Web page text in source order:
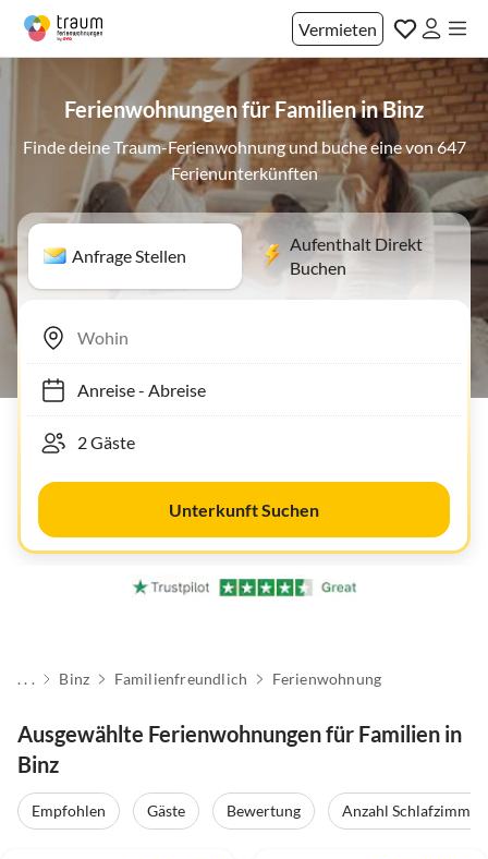
Vermieten
Ferienwohnungen für Familien in Binz
Finde deine Traum-Ferienwohnung und buche eine von 647
Ferienunterkünften
Anfrage Stellen
Aufenthalt Direkt
Buchen
Anreise- Abreise
Unterkunft Suchen
. . . Binz Familienfreundlich Ferienwohnung
Ausgewählte Ferienwohnungen für Familien in
Binz
Empfohlen Gäste Bewertung Anzahl Schlafzimmer
Top-Inserat
Tour
Top-Inserat